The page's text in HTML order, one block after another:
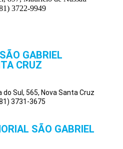
3722-9949
GABRIEL
CRUZ
Sul, 565, Nova Santa Cruz
3731-3675
SÃO GABRIEL